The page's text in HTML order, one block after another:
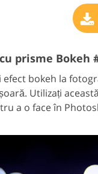
prisme Bokeh
efect bokeh la
Utilizați
a o face în